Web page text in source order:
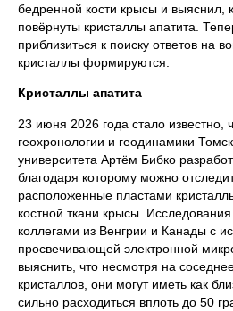
бедренной кости крысы и выяснил,
повёрнуты кристаллы апатита.
приблизиться к поиску ответов на
кристаллы формируются.
Кристаллы апатита
23 июня 2026 года стало известно,
геохронологии и геодинамики
университета Артём Бибко
благодаря которому можно
расположенные пластами
костной ткани крысы.
коллегами из Венгрии и Канады с
просвечивающей электронной
выяснить, что несмотря на
кристаллов, они могут иметь как
сильно расходиться вплоть до 50